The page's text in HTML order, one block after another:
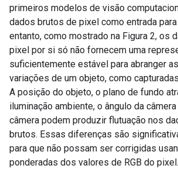
primeiros modelos de visão
dados brutos de pixel como entrada
entanto, como mostrado na Figura 2, os
pixel por si só não fornecem uma
suficientemente estável para abranger
variações de um objeto, como
A posição do objeto, o plano de fundo
iluminação ambiente, o ângulo da
câmera podem produzir flutuação nos
brutos. Essas diferenças são
para que não possam ser corrigidas
ponderadas dos valores de RGB do pixel.